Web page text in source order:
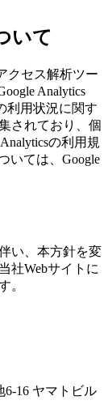
いて
クセス解析ツー
Analytics
利用状況に関す
されており、個
の利用規
いては、Google
い、本方針を変
社Webサイトに
。
6-16 ヤマトビル